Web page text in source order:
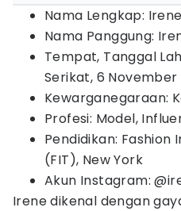
Nama Lengkap:
Nama Panggung:
Tempat, Tanggal
Serikat, 6 November
Kewarganegaraan:
Profesi: Model,
Pendidikan:
(FIT), New York
Akun Instagram:
Irene dikenal dengan